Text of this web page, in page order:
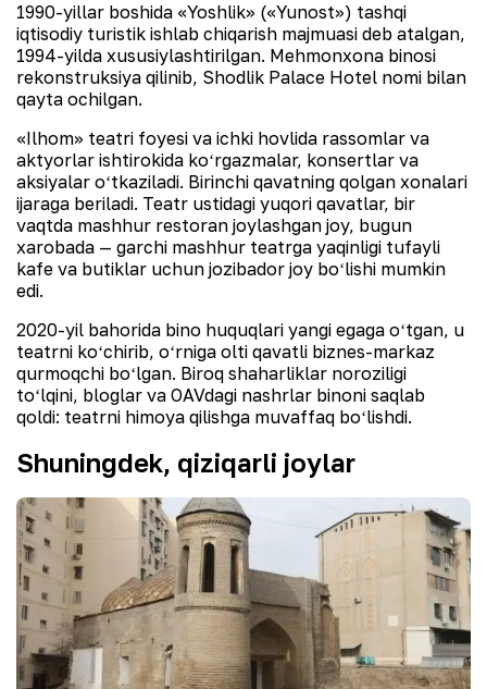
1990-yillar boshida «Yoshlik» («Yunost») tashqi
iqtisodiy turistik ishlab chiqarish majmuasi deb atalgan,
1994-yilda xususiylashtirilgan. Mehmonxona binosi
rekonstruksiya qilinib, Shodlik Palace Hotel nomi bilan
qayta ochilgan.
«Ilhom» teatri foyesi va ichki hovlida rassomlar va
aktyorlar ishtirokida koʻrgazmalar, konsertlar va
aksiyalar oʻtkaziladi. Birinchi qavatning qolgan xonalari
ijaraga beriladi. Teatr ustidagi yuqori qavatlar, bir
vaqtda mashhur restoran joylashgan joy, bugun
xarobada — garchi mashhur teatrga yaqinligi tufayli
kafe va butiklar uchun jozibador joy boʻlishi mumkin
edi.
2020-yil bahorida bino huquqlari yangi egaga oʻtgan, u
teatrni koʻchirib, oʻrniga olti qavatli biznes-markaz
qurmoqchi boʻlgan. Biroq shaharliklar noroziligi
toʻlqini, bloglar va OAVdagi nashrlar binoni saqlab
qoldi: teatrni himoya qilishga muvaffaq boʻlishdi.
Shuningdek, qiziqarli joylar